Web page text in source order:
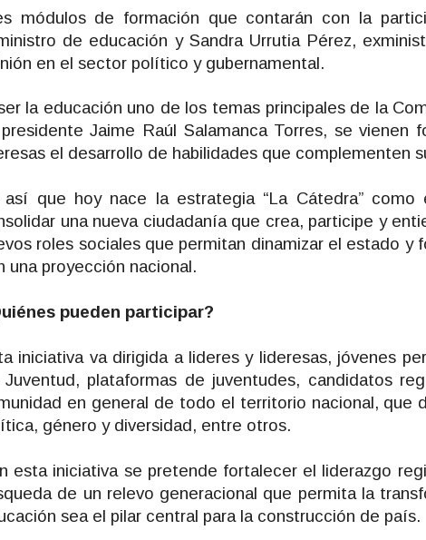
módulos de formación que contarán con la
de educación y Sandra Urrutia Pérez,
en el sector político y gubernamental.
la educación uno de los temas principales de la
Jaime Raúl Salamanca Torres, se
el desarrollo de habilidades que complementen
así que hoy nace la estrategia “La Cátedra”
una nueva ciudadanía que crea, participe y
roles sociales que permitan dinamizar el estado
una proyección nacional.
pueden participar?
iniciativa va dirigida a lideres y lideresas, jóvenes
plataformas de juventudes, candidatos
en general de todo el territorio nacional,
género y diversidad, entre otros.
esta iniciativa se pretende fortalecer el liderazgo
de un relevo generacional que permita la
sea el pilar central para la construcción de país.